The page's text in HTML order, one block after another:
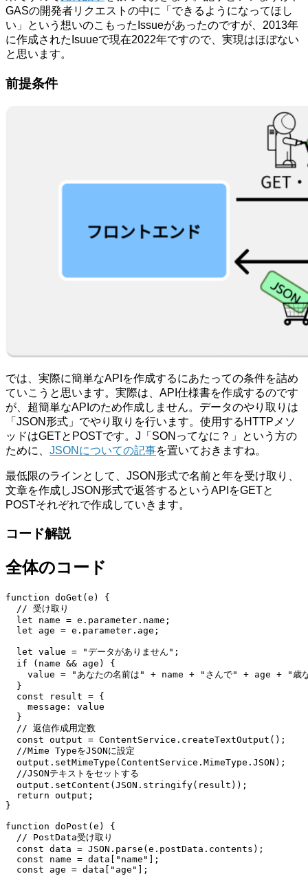
GASの開発者リクエストの中に「できるようになってほし
い」という想いのこもったIssueがあったのですが、2013年
に作成されたIsuueで現在2022年ですので、実現はほぼない
と思います。
前提条件
では、実際に簡単なAPIを作成するにあたっての条件を詰め
ていこうと思います。実際は、API仕様書を作成するのです
が、超簡単なAPIのため作成しません。データのやり取りは
「JSON形式」でやり取りを行います。使用するHTTPメソ
ッドはGETとPOSTです。J「SONってなに？」という方の
ために、 JSONについての記事を置いておきますね。
最低限のラインとして、JSON形式で名前と年を受け取り、
文章を作成しJSON形式で返答するというAPIをGETと
POSTそれぞれで作成していきます。
コード解説
全体のコード
function doGet(e) {
  // 受け取り
  let name = e.parameter.name;
  let age = e.parameter.age;
  let value = "データがありません";
  if (name && age) {
value = "あなたの名前は" + name + "さんで" + age + "歳な
  }
  const result = {
    message: value
  }
  // 返信作成用定数
  const output = ContentService.createTextOutput();
  //Mime TypeをJSONに設定
  output.setMimeType(ContentService.MimeType.JSON);
  //JSONテキストをセットする
  output.setContent(JSON.stringify(result));
  return output;
}
function doPost(e) {
  // PostData受け取り
  const data = JSON.parse(e.postData.contents);
  const name = data["name"];
  const age = data["age"];